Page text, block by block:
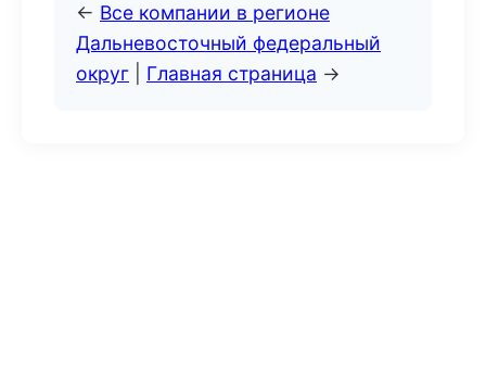
← Все компании в регионе
Дальневосточный федеральный
округ
Главная страница →